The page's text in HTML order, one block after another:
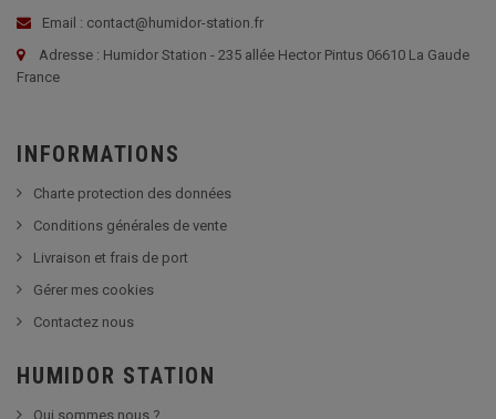
Email : contact@humidor-station.fr
Adresse : Humidor Station - 235 allée Hector Pintus 06610 La Gaude
France
INFORMATIONS
Charte protection des données
Conditions générales de vente
Livraison et frais de port
Gérer mes cookies
Contactez nous
HUMIDOR STATION
Qui sommes nous ?